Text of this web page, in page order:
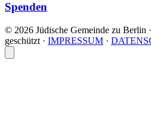
Spenden
© 2026 Jüdische Gemeinde zu Berlin
geschützt · IMPRESSUM ·